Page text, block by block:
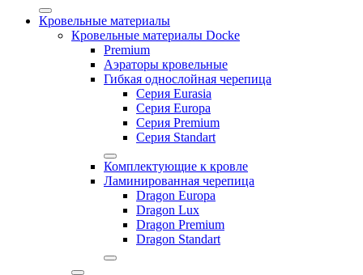
Кровельные материалы
Кровельные материалы Docke
Premium
Аэраторы кровельные
Гибкая однослойная черепица
Серия Eurasia
Серия Europa
Серия Premium
Серия Standart
Комплектующие к кровле
Ламинированная черепица
Dragon Europa
Dragon Lux
Dragon Premium
Dragon Standart